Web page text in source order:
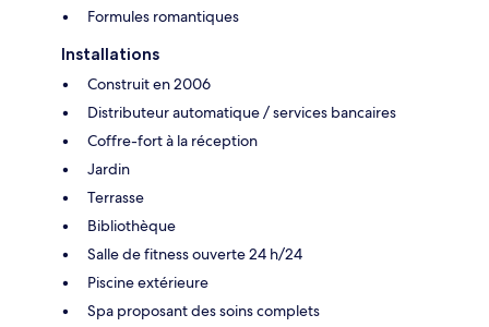
Formules romantiques
Installations
Construit en 2006
Distributeur automatique / services bancaires
Coffre-fort à la réception
Jardin
Terrasse
Bibliothèque
Salle de fitness ouverte 24 h/24
Piscine extérieure
Spa proposant des soins complets